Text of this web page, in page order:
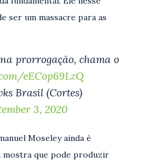
ser um massacre para as
prorrogação, chama o
eECop69LzQ
Brasil (Cortes)
3, 2020
Moseley ainda é
mostra que pode produzir